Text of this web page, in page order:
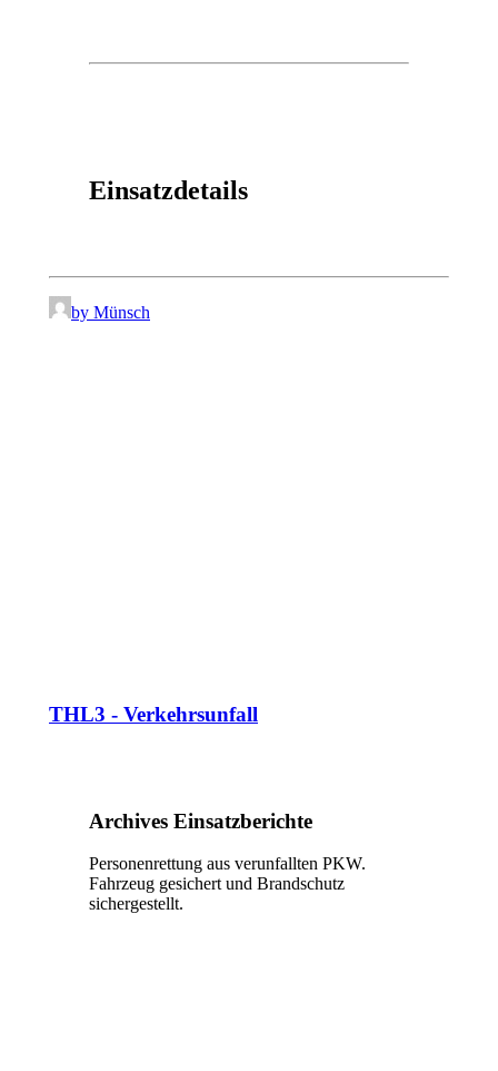
Einsatzdetails
by Münsch
THL3 - Verkehrsunfall
Archives Einsatzberichte
Personenrettung aus verunfallten PKW.
Fahrzeug gesichert und Brandschutz
sichergestellt.